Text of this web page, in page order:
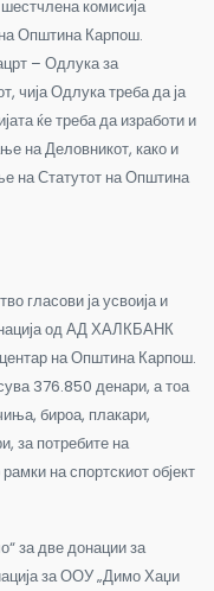
комисија
Општина Карпош.
– Одлука за
чија Одлука треба да ја
ќе треба да изработи и
на Деловникот, како и
на Статутот на Општина
ја усвоија и
од АД ХАЛКБАНК
на Општина Карпош.
376.850 денари, а тоа
бироа, плакари,
за потребите на
на спортскиот објект
две донации за
за ООУ „Димо Хаџи